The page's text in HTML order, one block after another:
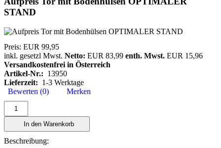
STAND
Preis: EUR 99,95
inkl. gesetzl Mwst. Netto: EUR 83,99 enth. Mwst. EUR 15,96
Versandkostenfrei in Österreich
Artikel-Nr.: 13950
Lieferzeit: 1-3 Werktage
Bewerten (0)
Merken
In den Warenkorb
Beschreibung: